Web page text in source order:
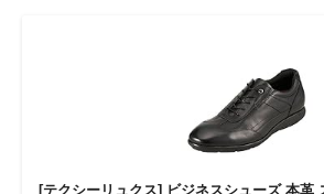
[テクシーリュクス] ビジネスシューズ 本革